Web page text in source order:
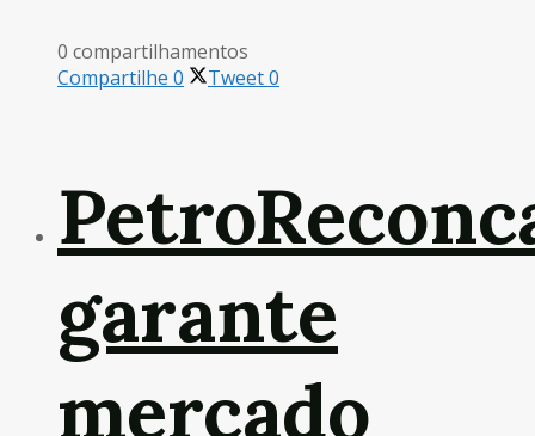
0 compartilhamentos
Compartilhe 0 Tweet0
garante
mercado